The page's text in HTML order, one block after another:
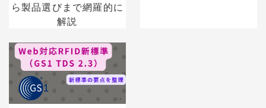
ら製品選びまで網羅的に
解説